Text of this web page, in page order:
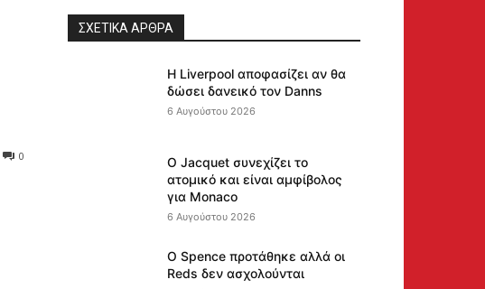
0
ΣΧΕΤΙΚΆ ΆΡΘΡΑ
Η Liverpool αποφασίζει αν θα
δώσει δανεικό τον Danns
6 Αυγούστου 2026
Ο Jacquet συνεχίζει το
ατομικό και είναι αμφίβολος
για Monaco
6 Αυγούστου 2026
Ο Spence προτάθηκε αλλά οι
Reds δεν ασχολούνται